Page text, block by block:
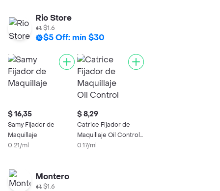
Rio Store
$1.6
$5 Off: mín $30
$ 16,35
Samy Fijador de
Maquillaje
0.21/ml
$ 8,29
Catrice Fijador de
Maquillaje Oil Control
Matt
0.17/ml
Montero
$1.6